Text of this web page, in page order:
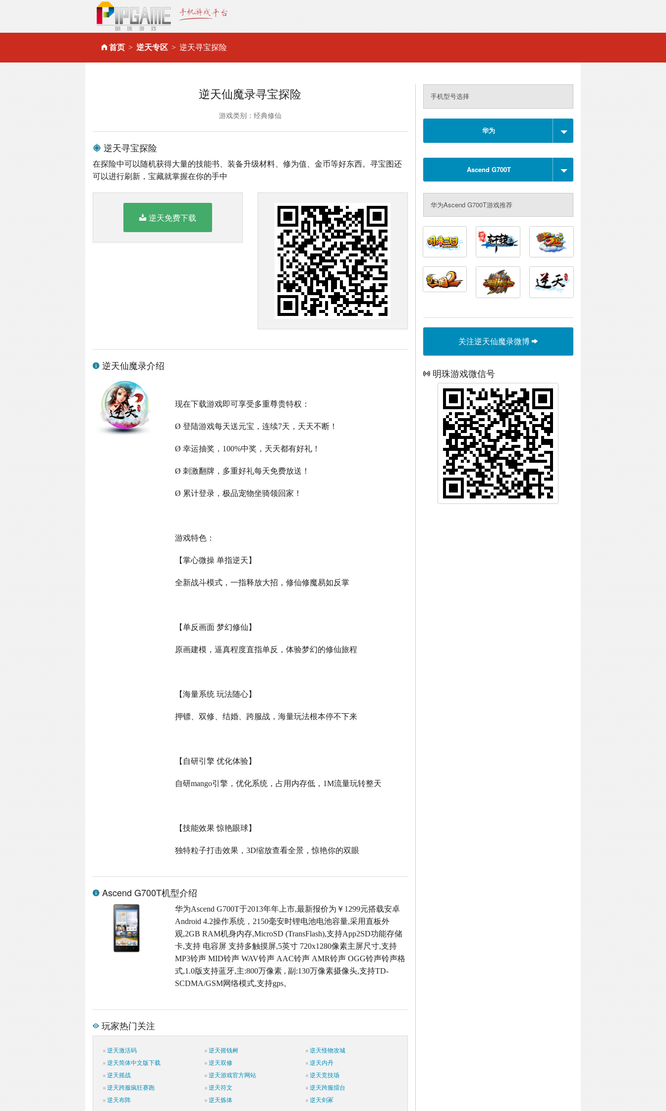
首页 逆天专区 逆天寻宝探险
逆天仙魔录寻宝探险
游戏类别：经典修仙
逆天寻宝探险
在探险中可以随机获得大量的技能书、装备升级材料、修为值、金币等好东西。寻宝图还
可以进行刷新，宝藏就掌握在你的手中
逆天免费下载
逆天仙魔录介绍
现在下载游戏即可享受多重尊贵特权：
Ø 登陆游戏每天送元宝，连续7天，天天不断！
Ø 幸运抽奖，100%中奖，天天都有好礼！
Ø 刺激翻牌，多重好礼每天免费放送！
Ø 累计登录，极品宠物坐骑领回家！
游戏特色：
【掌心微操 单指逆天】
全新战斗模式，一指释放大招，修仙修魔易如反掌
【单反画面 梦幻修仙】
原画建模，逼真程度直指单反，体验梦幻的修仙旅程
【海量系统 玩法随心】
押镖、双修、结婚、跨服战，海量玩法根本停不下来
【自研引擎 优化体验】
自研mango引擎，优化系统，占用内存低， 1M流量玩转整天
【技能效果 惊艳眼球】
独特粒子打击效果，3D缩放查看全景，惊艳你的双眼
Ascend G700T机型介绍
华为Ascend G700T于2013年年上市,最新报价为￥1299元搭载安卓
Android 4.2操作系统，2150毫安时锂电池电池容量,采用直板外
观,2GB RAM机身内存,MicroSD (TransFlash),支持App2SD功能存储
卡,支持 电容屏 支持多触摸屏,5英寸 720x1280像素主屏尺寸,支持
MP3铃声 MID铃声 WAV铃声 AAC铃声 AMR铃声 OGG铃声铃声格
式,1.0版支持蓝牙,主:800万像素 , 副:130万像素摄像头,支持TD-
SCDMA/GSM网络模式,支持gps。
玩家热门关注
逆天激活码 逆天摇钱树
逆天怪物攻城
逆天简体中文版下载
逆天双修
逆天内丹
逆天摇战
逆天游戏官方网站
逆天竞技场
逆天跨服疯狂赛跑
逆天符文
逆天跨服擂台
逆天布阵
逆天炼体 逆天剑冢
手机型号选择
华为
Ascend G700T
华为Ascend G700T游戏推荐
关注逆天仙魔录微博
明珠游戏微信号